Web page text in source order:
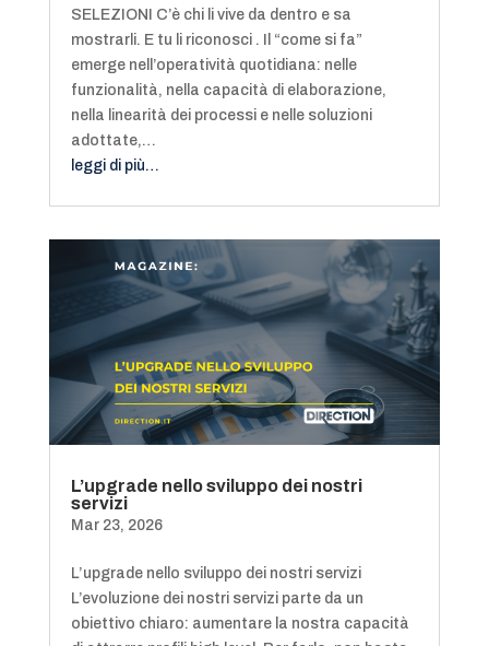
SELEZIONI C’è chi li vive da dentro e sa
mostrarli. E tu li riconosci . Il “come si fa”
emerge nell’operatività quotidiana: nelle
funzionalità, nella capacità di elaborazione,
nella linearità dei processi e nelle soluzioni
adottate,…
leggi di più…
L’upgrade nello sviluppo dei nostri
servizi
Mar 23, 2026
L’upgrade nello sviluppo dei nostri servizi
L’evoluzione dei nostri servizi parte da un
obiettivo chiaro: aumentare la nostra capacità